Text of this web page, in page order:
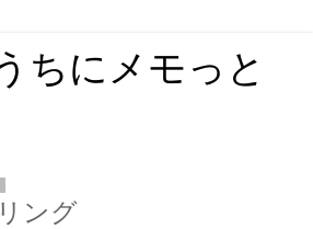
ちにメモっと
ング